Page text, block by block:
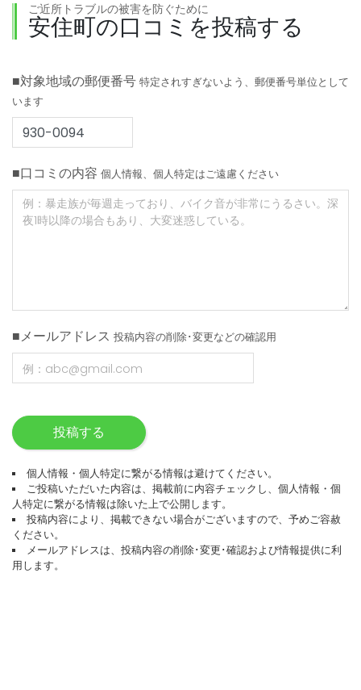
ご近所トラブルの被害を防ぐために
安住町の口コミを投稿する
■対象地域の郵便番号 特定されすぎないよう、郵便番号単位として
います
■口コミの内容 個人情報、個人特定はご遠慮ください
■メールアドレス 投稿内容の削除･変更などの確認用
投稿する
個人情報・個人特定に繋がる情報は避けてください。
ご投稿いただいた内容は、掲載前に内容チェックし、個人情報・個
人特定に繋がる情報は除いた上で公開します。
投稿内容により、掲載できない場合がございますので、予めご容赦
ください。
メールアドレスは、投稿内容の削除･変更･確認および情報提供に利
用します。